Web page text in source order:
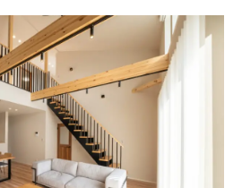
資料請求
お問い合わせ
0120-37-1806